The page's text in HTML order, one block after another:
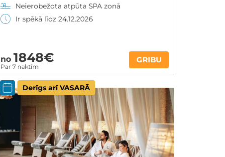
Neierobežota atpūta SPA zonā
Ir spēkā līdz 24.12.2026
no 1848€
Par 7 naktīm
GRIBU
Derīgs arī VASARĀ